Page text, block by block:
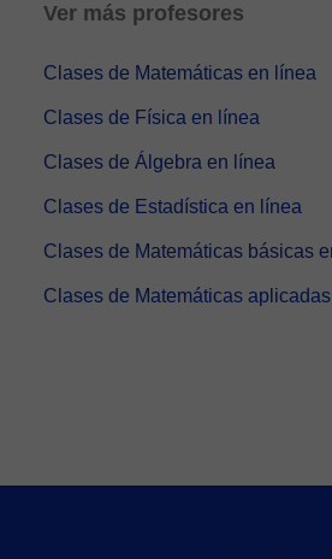
Ver más profesores
Clases de Matemáticas en línea
Clases de Física en línea
Clases de Álgebra en línea
Clases de Estadística en línea
Clases de Matemáticas básicas
Clases de Matemáticas